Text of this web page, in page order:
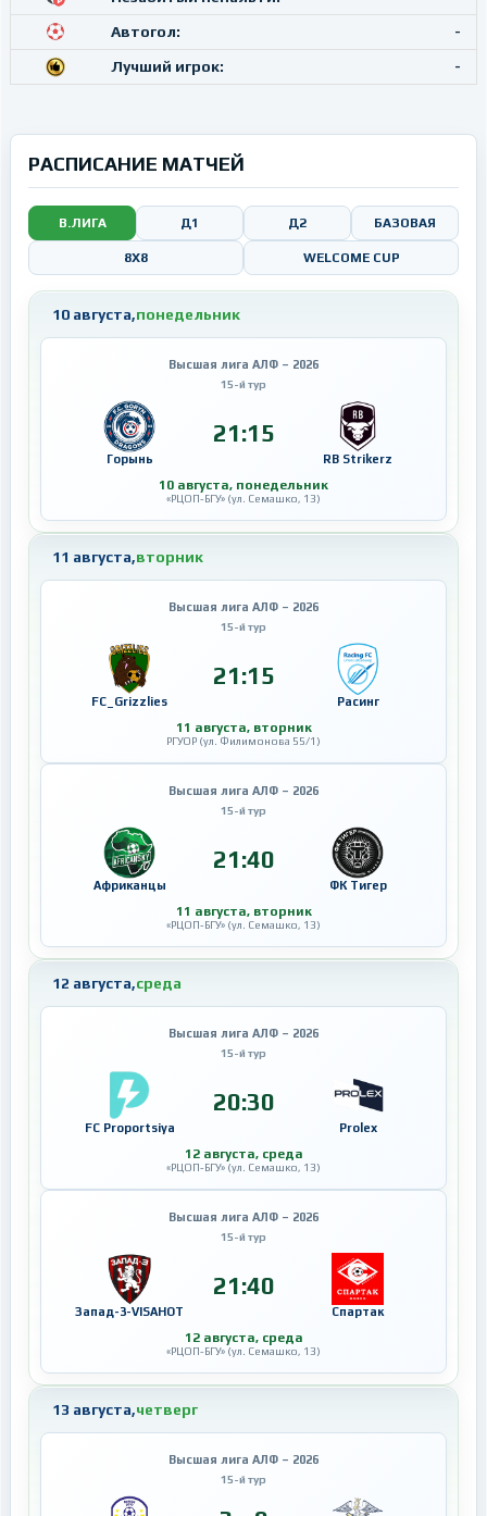
Автогол:
-
Лучший игрок:
-
РАСПИСАНИЕ МАТЧЕЙ
В.ЛИГА Д1 Д2 БАЗОВАЯ
8X8 WELCOME CUP
10 августа,понедельник
Высшая лига АЛФ – 2026
15-й тур
Горынь
21:15
RB Strikerz
10 августа, понедельник
«РЦОП-БГУ» (ул. Семашко, 13)
11 августа,вторник
Высшая лига АЛФ – 2026
15-й тур
FC_Grizzlies
21:15
Расинг
11 августа, вторник
РГУОР (ул. Филимонова 55/1)
Высшая лига АЛФ – 2026
15-й тур
Африканцы
21:40
ФК Тигер
11 августа, вторник
«РЦОП-БГУ» (ул. Семашко, 13)
12 августа,среда
Высшая лига АЛФ – 2026
15-й тур
FC Proportsiya
20:30
Prolex
12 августа, среда
«РЦОП-БГУ» (ул. Семашко, 13)
Высшая лига АЛФ – 2026
15-й тур
Запад-3-VISAHOT
21:40
Спартак
12 августа, среда
«РЦОП-БГУ» (ул. Семашко, 13)
13 августа,четверг
Высшая лига АЛФ – 2026
15-й тур